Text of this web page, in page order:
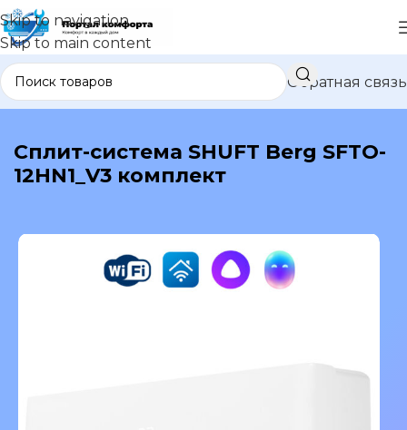
Skip to navigation
Skip to main content
Обратная связь
В каталог
Сплит-система SHUFT Berg SFTO-
12HN1_V3 комплект